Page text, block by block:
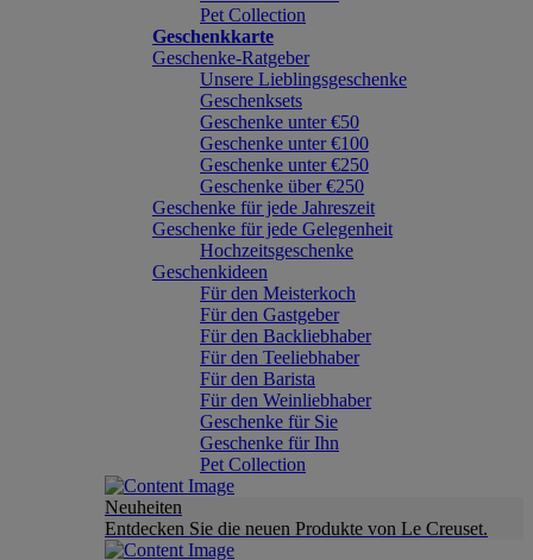
Pet Collection
Geschenkkarte
Geschenke-Ratgeber
Unsere Lieblingsgeschenke
Geschenksets
Geschenke unter €50
Geschenke unter €100
Geschenke unter €250
Geschenke über €250
Geschenke für jede Jahreszeit
Geschenke für jede Gelegenheit
Hochzeitsgeschenke
Geschenkideen
Für den Meisterkoch
Für den Gastgeber
Für den Backliebhaber
Für den Teeliebhaber
Für den Barista
Für den Weinliebhaber
Geschenke für Sie
Geschenke für Ihn
Pet Collection
Neuheiten
Entdecken Sie die neuen Produkte von Le Creuset.